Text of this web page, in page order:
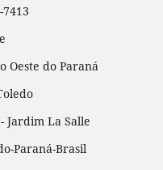
7413
Oeste do Paraná
Jardim La Salle
Paraná-Brasil